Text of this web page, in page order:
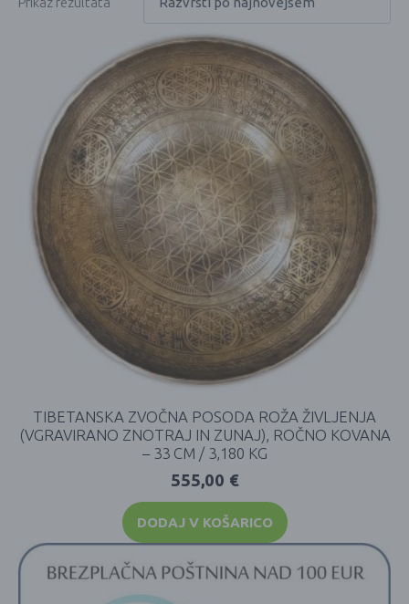
TIBETANSKA ZVOČNA POSODA ROŽA ŽIVLJENJA
(VGRAVIRANO ZNOTRAJ IN ZUNAJ), ROČNO KOVANA
– 33 CM / 3,180 KG
555,00 €
DODAJ V KOŠARICO